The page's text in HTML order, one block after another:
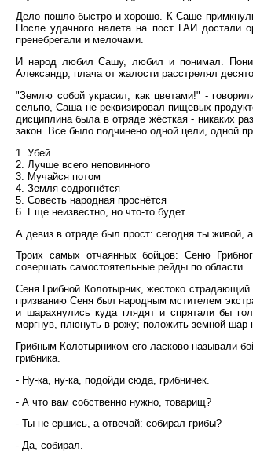
Дело пошло быстро и хорошо. К Саше
После удачного налета на пост ГАИ достали
пренебрегали и мелочами.
И народ любил Сашу, любил и понимал.
Александр, плача от жалости расстрелял
"Землю собой украсил, как цветами!" -
сельпо, Саша не реквизировал пищевых
дисциплина была в отряде жёсткая - никаких
закон. Все было подчинено одной цели, одной
1. Убей
2. Лучше всего неповинного
3. Мучайся потом
4. Земля содрогнётся
5. Совесть народная проснётся
6. Еще неизвестно, но что-то будет.
А девиз в отряде был прост: сегодня ты живой, а
Троих самых отчаянных бойцов: Сеню
совершать самостоятельные рейды по области.
Сеня Грибной Колотырник, жестоко
призванию Сеня был народным мстителем
и шарахнулись куда глядят и спрятали бы
моргнув, плюнуть в рожу; положить земной шар
Грибным Колотырником его ласково называли
грибника.
- Ну-ка, ну-ка, подойди сюда, грибничек.
- А что вам собственно нужно, товарищ?
- Ты не ершись, а отвечай: собирал грибы?
- Да, собирал.